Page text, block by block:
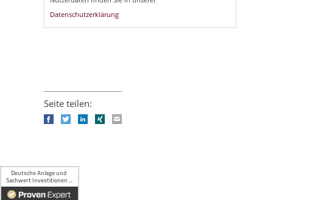
Datenschutzerklärung
Seite teilen:
FacebookTwitterLinkedIn
Xing